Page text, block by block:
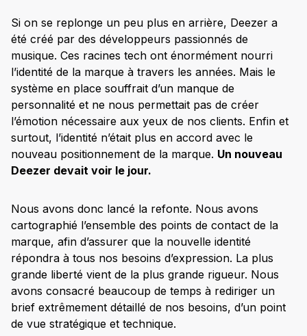
Si on se replonge un peu plus en arrière, Deezer a
été créé par des développeurs passionnés de
musique. Ces racines tech ont énormément nourri
l’identité de la marque à travers les années. Mais le
système en place souffrait d’un manque de
personnalité et ne nous permettait pas de créer
l’émotion nécessaire aux yeux de nos clients. Enfin et
surtout, l’identité n’était plus en accord avec le
nouveau positionnement de la marque. Un nouveau
Deezer devait voir le jour.
Nous avons donc lancé la refonte. Nous avons
cartographié l’ensemble des points de contact de la
marque, afin d’assurer que la nouvelle identité
répondra à tous nos besoins d’expression. La plus
grande liberté vient de la plus grande rigueur. Nous
avons consacré beaucoup de temps à rediriger un
brief extrêmement détaillé de nos besoins, d’un point
de vue stratégique et technique.